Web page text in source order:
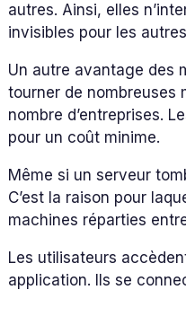
autres. Ainsi, elles
invisibles pour les
Un autre avantage des
tourner de nombreuses
nombre d’entreprises.
pour un coût minime.
Même si un serveur
C’est la raison pour
machines réparties
Les utilisateurs
application. Ils se